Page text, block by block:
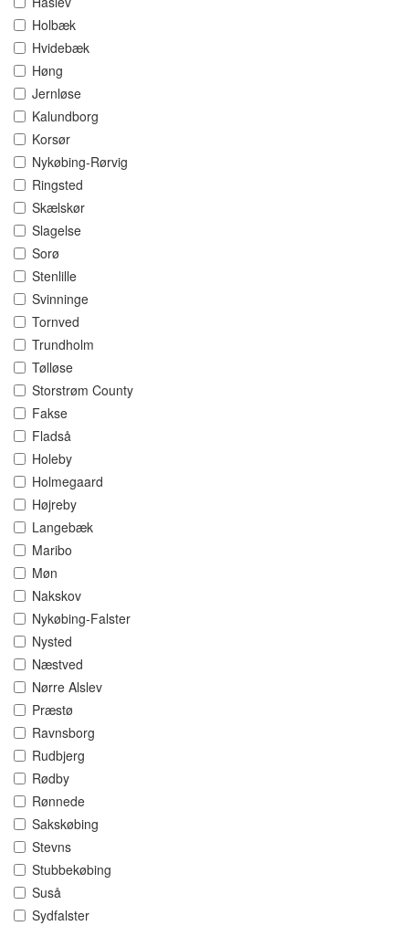
Holbæk
Hvidebæk
Høng
Jernløse
Kalundborg
Korsør
Nykøbing-Rørvig
Ringsted
Skælskør
Slagelse
Sorø
Stenlille
Svinninge
Tornved
Trundholm
Tølløse
Storstrøm County
Fakse
Fladså
Holeby
Holmegaard
Højreby
Langebæk
Maribo
Møn
Nakskov
Nykøbing-Falster
Nysted
Næstved
Nørre Alslev
Præstø
Ravnsborg
Rudbjerg
Rødby
Rønnede
Sakskøbing
Stevns
Stubbekøbing
Suså
Sydfalster